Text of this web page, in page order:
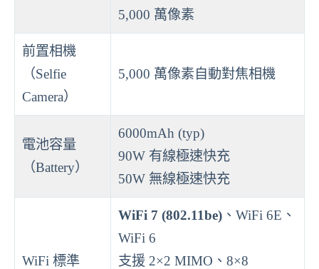
5,000 萬像素
前置相機
（Selfie
Camera）
5,000 萬像素自動對焦相機
電池容量
（Battery）
6000mAh (typ)
90W 有線極速快充
50W 無線極速快充
WiFi 標準
WiFi 7 (802.11be)、WiFi 6E、
WiFi 6
支援 2×2 MIMO、8×8